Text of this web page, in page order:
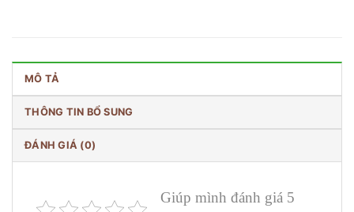
MÔ TẢ
THÔNG TIN BỔ SUNG
ĐÁNH GIÁ (0)
Giúp mình đánh giá 5